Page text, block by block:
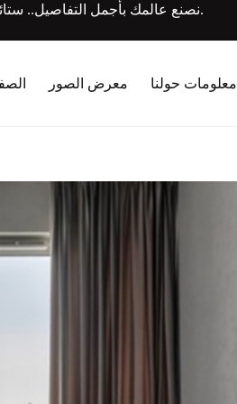
نصنع عالمك بأجمل التفاصيل.. ستائرنا ليست مجرد قماش، بل قصص من الأناقة والإبداع تُحاك خصيصاً لك.
معرض الصور معلومات حولنا